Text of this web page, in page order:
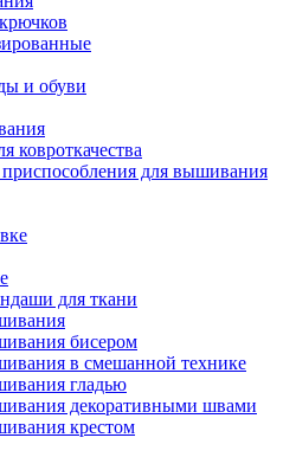
и обуви
ковроткачества
для вышивания
для ткани
бисером
в смешанной технике
гладью
декоративными швами
крестом